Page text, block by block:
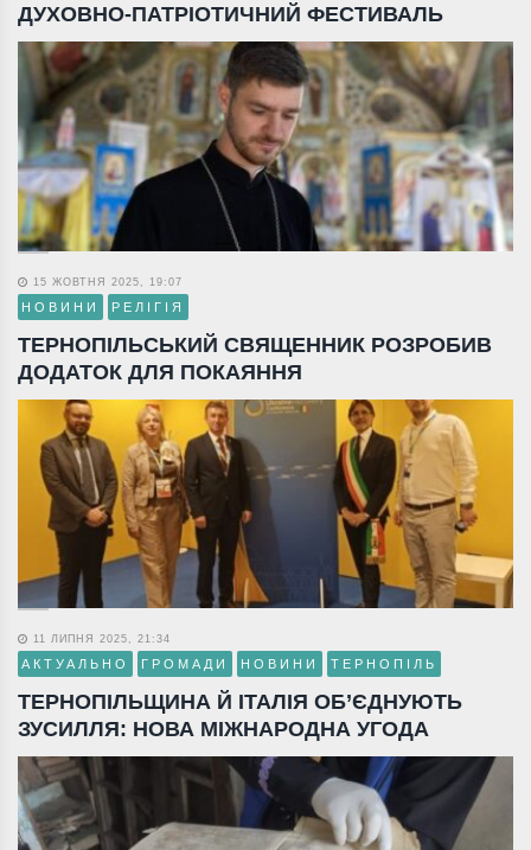
ДУХОВНО-ПАТРІОТИЧНИЙ ФЕСТИВАЛЬ
15 ЖОВТНЯ 2025, 19:07
НОВИНИ РЕЛІГІЯ
ТЕРНОПІЛЬСЬКИЙ СВЯЩЕННИК РОЗРОБИВ
ДОДАТОК ДЛЯ ПОКАЯННЯ
11 ЛИПНЯ 2025, 21:34
АКТУАЛЬНО ГРОМАДИ НОВИНИ ТЕРНОПІЛЬ
ТЕРНОПІЛЬЩИНА Й ІТАЛІЯ ОБ’ЄДНУЮТЬ
ЗУСИЛЛЯ: НОВА МІЖНАРОДНА УГОДА